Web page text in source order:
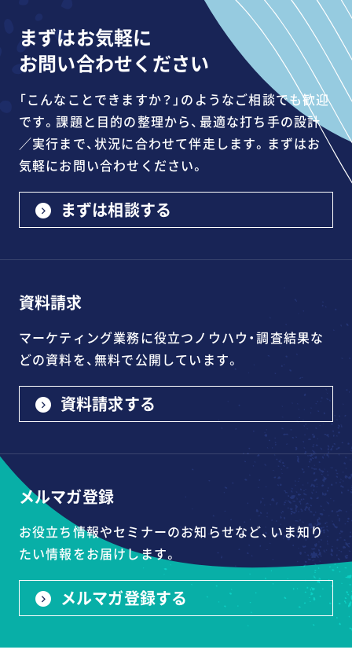
まずはお気軽に
お問い合わせください
「こんなことできますか？」のようなご相談でも歓迎
です。課題と目的の整理から、最適な打ち手の設計
／実行まで、状況に合わせて伴走します。まずはお
気軽にお問い合わせください。
まずは相談する
資料請求
マーケティング業務に役立つノウハウ・調査結果な
どの資料を、無料で公開しています。
資料請求する
メルマガ登録
お役立ち情報やセミナーのお知らせなど、いま知り
たい情報をお届けします。
メルマガ登録する